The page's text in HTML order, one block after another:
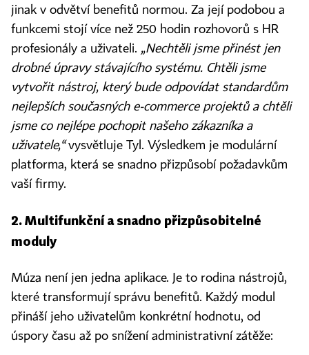
jinak v odvětví benefitů normou. Za její podobou a
funkcemi stojí více než 250 hodin rozhovorů s HR
profesionály a uživateli. „Nechtěli jsme přinést jen
drobné úpravy stávajícího systému. Chtěli jsme
vytvořit nástroj, který bude odpovídat standardům
nejlepších současných e-commerce projektů a chtěli
jsme co nejlépe pochopit našeho zákazníka a
uživatele,“vysvětluje Tyl. Výsledkem je modulární
platforma, která se snadno přizpůsobí požadavkům
vaší firmy.
2. Multifunkční a snadno přizpůsobitelné
moduly
Múza není jen jedna aplikace. Je to rodina nástrojů,
které transformují správu benefitů. Každý modul
přináší jeho uživatelům konkrétní hodnotu, od
úspory času až po snížení administrativní zátěže: